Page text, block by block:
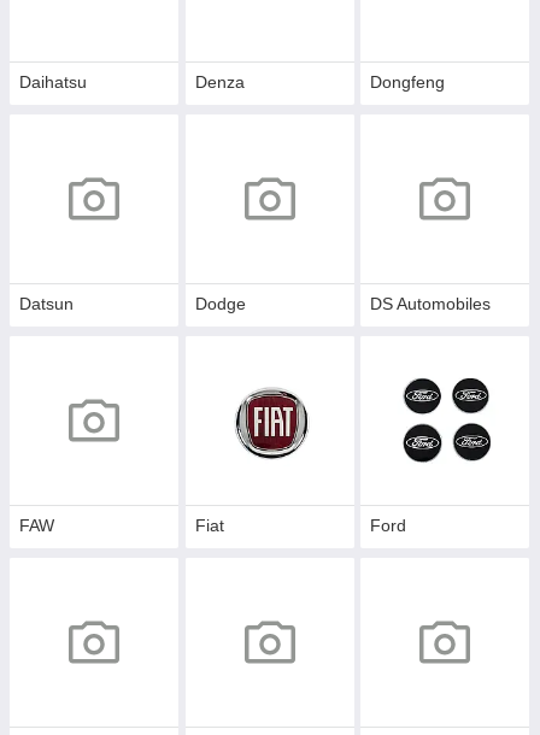
Daihatsu Denza Dongfeng
Datsun Dodge DS Automobiles
FAW Fiat Ford